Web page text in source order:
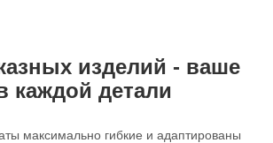
изделий - ваше
каждой детали
максимально гибкие и адаптированы